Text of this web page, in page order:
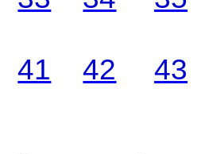
41 42 43